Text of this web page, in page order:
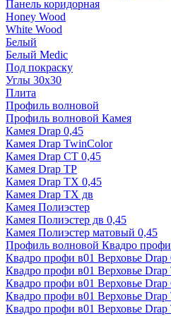
Панель коридорная
Honey Wood
White Wood
Белый
Белый Medic
Под покраску
Углы 30х30
Плита
Профиль волновой
Профиль волновой Камея
Камея Drap 0,45
Камея Drap TwinColor
Камея Drap СТ 0,45
Камея Drap ТР
Камея Drap ТХ 0,45
Камея Drap ТХ дв
Камея Полиэстер
Камея Полиэстер дв 0,45
Камея Полиэстер матовый 0,45
Профиль волновой Квадро профи
Квадро профи в01 Верховье Drap
Квадро профи в01 Верховье
Квадро профи в01 Верховье
Квадро профи в01 Верховье
Квадро профи в01 Верховье